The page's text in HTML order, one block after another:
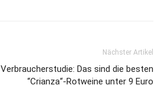
Nächster Artikel
Verbraucherstudie: Das sind die besten
“Crianza“-Rotweine unter 9 Euro